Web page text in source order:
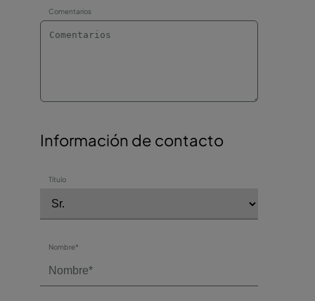
Comentarios
Información de contacto
Título
Nombre*